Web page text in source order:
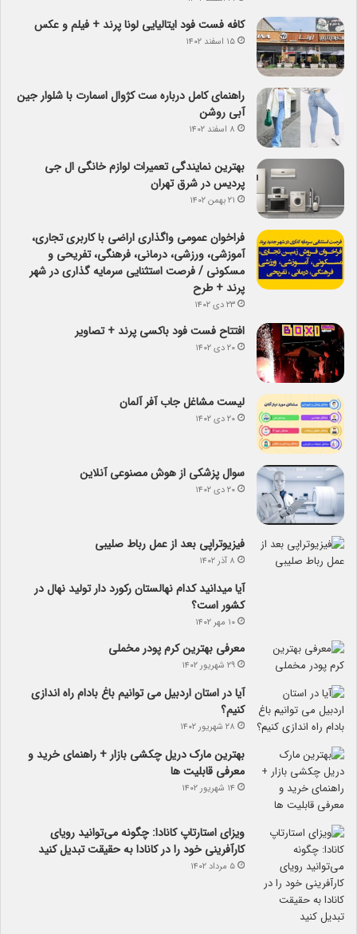
کافه فست فود ایتالیایی لونا پرند + فیلم و عکس
۱۵ اسفند ۱۴۰۲
راهنمای کامل درباره ست کژوال اسمارت با شلوار جین
آبی روشن
۸ اسفند ۱۴۰۲
بهترین نمایندگی تعمیرات لوازم خانگی ال جی
پردیس در شرق تهران
۲۱ بهمن ۱۴۰۲
فراخوان عمومی واگذاری اراضی با کاربری تجاری،
آموزشی، ورزشی، درمانی، فرهنگی، تفریحی و
مسکونی / فرصت استثنایی سرمایه گذاری در شهر
پرند + طرح
۲۳ دی ۱۴۰۲
افتتاح فست فود باکسی پرند + تصاویر
۲۰ دی ۱۴۰۲
لیست مشاغل جاب آفر آلمان
۲۰ دی ۱۴۰۲
سوال پزشکی از هوش مصنوعی آنلاین
۲۰ دی ۱۴۰۲
فیزیوتراپی بعد از عمل رباط صلیبی
۸ آذر ۱۴۰۲
آیا می­دانید کدام نهالستان رکورد دار تولید نهال­ در
کشور است؟
۱۰ مهر ۱۴۰۲
معرفی بهترین کرم پودر مخملی
۲۹ شهریور ۱۴۰۲
آیا در استان اردبیل می توانیم باغ بادام راه اندازی
کنیم؟
۲۸ شهریور ۱۴۰۲
بهترین مارک دریل چکشی بازار + راهنمای خرید و
معرفی قابلیت ها
۱۴ شهریور ۱۴۰۲
ویزای استارتاپ کانادا: چگونه می‌توانید رویای
کارآفرینی خود را در کانادا به حقیقت تبدیل کنید
۵ مرداد ۱۴۰۲